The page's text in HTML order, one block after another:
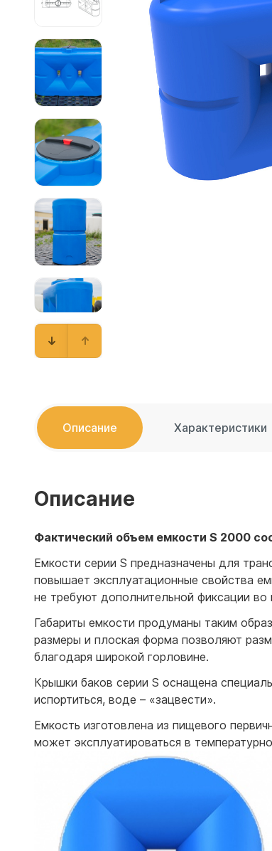
Описание Характеристики
Описание
Фактический объем емкости S 2000
Емкости серии S предназначены для
повышает эксплуатационные свойства
не требуют дополнительной фиксации во
Габариты емкости продуманы таким
размеры и плоская форма позволяют
благодаря широкой горловине.
Крышки баков серии S оснащена
испортиться, воде – «зацвести».
Емкость изготовлена из пищевого
может эксплуатироваться в